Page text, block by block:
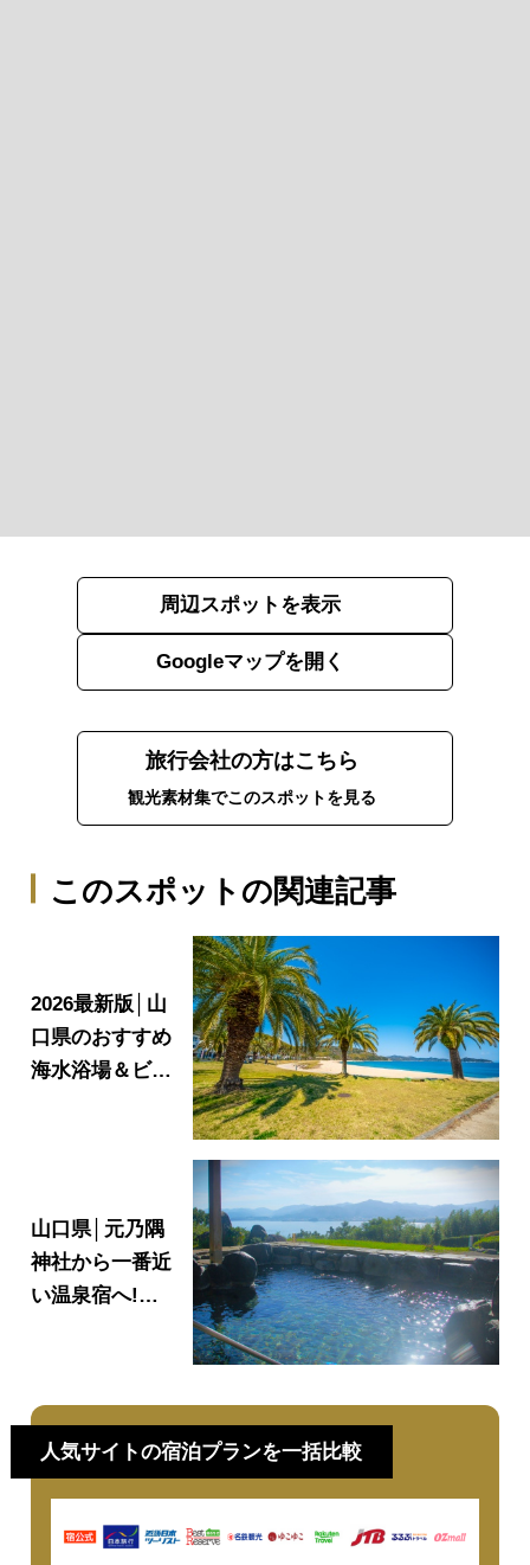
このスポットの関連記事
2026最新版│山
口県のおすすめ
海水浴場＆ビー
山口県│元乃隅
神社から一番近
い温泉宿へ!日
ト
周辺スポットを表示
Googleマップを開く
旅行会社の方はこちら
観光素材集でこのスポットを見る
人気サイトの宿泊プランを一括比較